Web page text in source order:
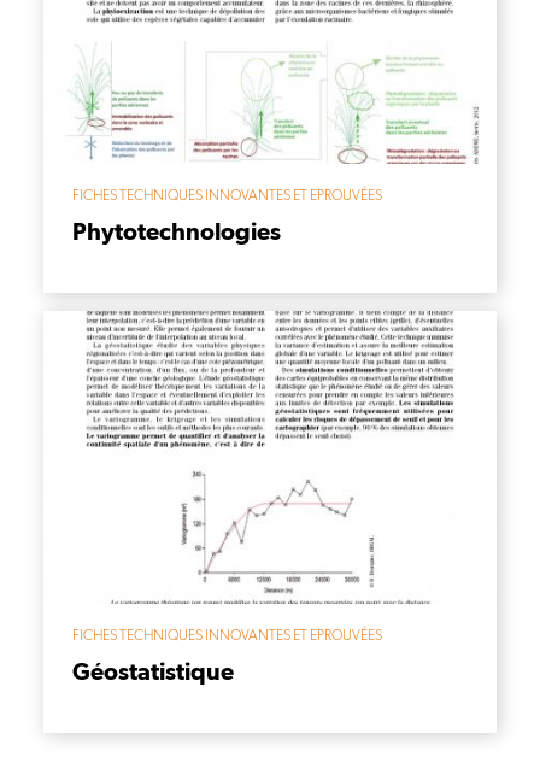
FICHES TECHNIQUES INNOVANTES ET EPROUVÉES
Phytotechnologies
FICHES TECHNIQUES INNOVANTES ET EPROUVÉES
Géostatistique